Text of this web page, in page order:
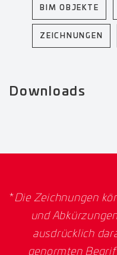
BIM OBJEKTE
ZEICHNUNGEN
Downloads
*Die Zeichnungen
und
ausdrücklich
genormten